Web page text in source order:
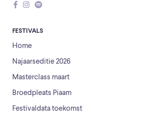
FESTIVALS
Home
Najaarseditie 2026
Masterclass maart
Broedpleats Piaam
Festivaldata toekomst